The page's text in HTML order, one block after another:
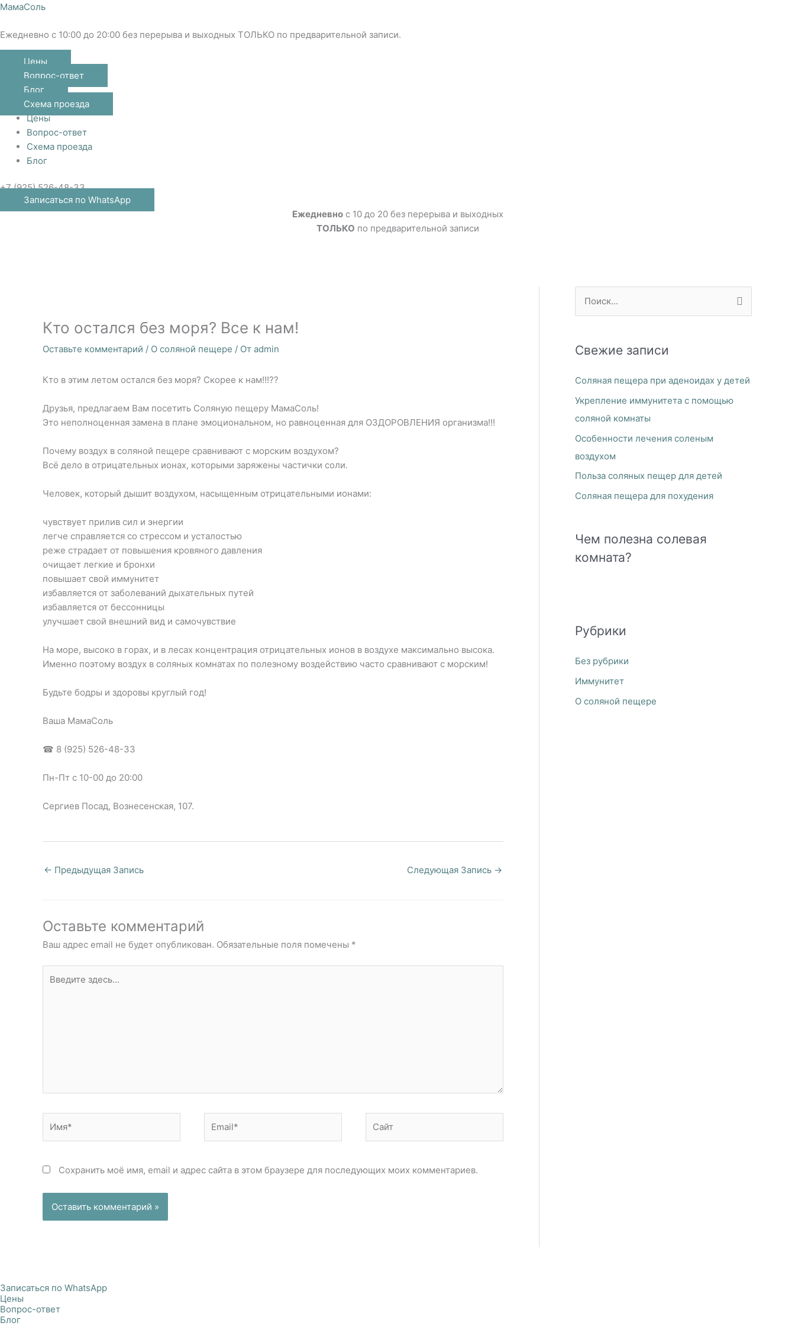
Перейти
содержимому
МамаСоль
Ежедневно с 10:00 до 20:00 без перерыва и выходных ТОЛЬКО по предварительной записи.
Цены
Вопрос-ответ
Блог
Схема проезда
Меню
Цены
Вопрос-ответ
Схема проезда
Блог
+7 (925) 526-48-33
Записаться по WhatsApp
Ежедневнос 10 до 20 без перерыва и выходных
ТОЛЬКО по предварительной записи
Кто остался без моря? Все к нам!
Оставьте комментарий / О соляной пещере / От admin
Кто в этим летом остался без моря? Скорее к нам!!!??
Друзья, предлагаем Вам посетить Соляную пещеру МамаСоль!
Это неполноценная замена в плане эмоциональном, но равноценная для ОЗДОРОВЛЕНИЯ организма!!!
Почему воздух в соляной пещере сравнивают с морским воздухом?
Всё дело в отрицательных ионах, которыми заряжены частички соли.
Человек, который дышит воздухом, насыщенным отрицательными ионами:
чувствует прилив сил и энергии
легче справляется со стрессом и усталостью
реже страдает от повышения кровяного давления
очищает легкие и бронхи
повышает свой иммунитет
избавляется от заболеваний дыхательных путей
избавляется от бессонницы
улучшает свой внешний вид и самочувствие
На море, высоко в горах, и в лесах концентрация отрицательных ионов в воздухе максимально высока.
Именно поэтому воздух в соляных комнатах по полезному воздействию часто сравнивают с морским!
Будьте бодры и здоровы круглый год!
Ваша МамаСоль
☎ 8 (925) 526-48-33
Пн-Пт с 10-00 до 20:00
Сергиев Посад, Вознесенская, 107.
← Предыдущая Запись Следующая Запись →
Оставьте комментарий
Ваш адрес email не будет опубликован. Обязательные поля помечены *
здесь...
Сохранить моё имя, email и адрес сайта в этом браузере для последующих моих комментариев.
с
к
Свежие записи
Соляная пещера при аденоидах у детей
Укрепление иммунитета с помощью
соляной комнаты
Особенности лечения соленым
воздухом
Польза соляных пещер для детей
Соляная пещера для похудения
Чем полезна солевая
комната?
Рубрики
Без рубрики
Иммунитет
О соляной пещере
Записаться по WhatsApp
Цены
Вопрос-ответ
Блог